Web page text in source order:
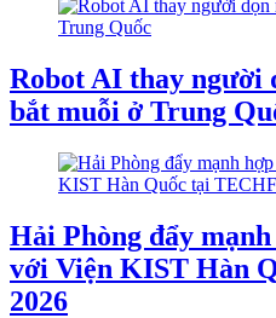
Robot AI thay người
bắt muỗi ở Trung
Hải Phòng đẩy
với Viện KIST Hàn
2026